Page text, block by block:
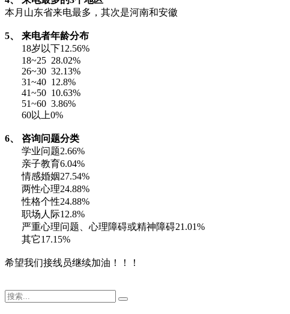
本月山东省来电最多，其次是河南和安徽
5、 来电者年龄分布
18岁以下12.56%
18~25 28.02%
26~30 32.13%
31~40 12.8%
41~50 10.63%
51~60 3.86%
60以上0%
6、
咨询问题分类
学业问题2.66%
亲子教育6.04%
情感婚姻27.54%
两性心理24.88%
性格个性24.88%
职场人际12.8%
严重心理问题、心理障碍或精神障碍21.01%
其它17.15%
希望我们接线员继续加油！！！